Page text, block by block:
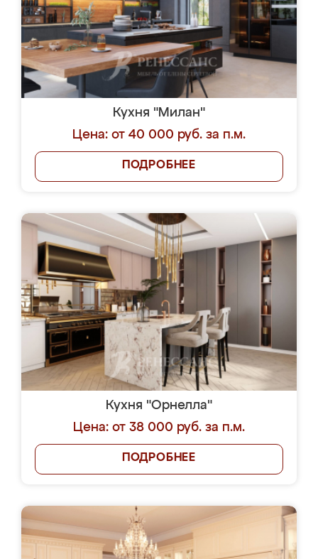
Кухня "Милан"
Цена: от 40 000 руб. за п.м.
ПОДРОБНЕЕ
Кухня "Орнелла"
Цена: от 38 000 руб. за п.м.
ПОДРОБНЕЕ